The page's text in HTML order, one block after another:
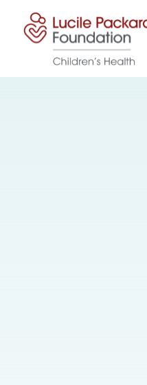
پرش به محتوا